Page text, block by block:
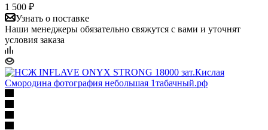
1 500 ₽
Узнать о поставке
Наши менеджеры обязательно свяжутся с вами и уточнят
условия заказа